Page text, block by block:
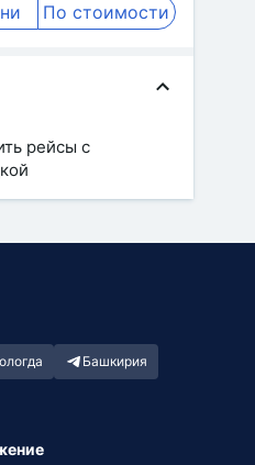
По стоимости
рейсы с
Башкирия